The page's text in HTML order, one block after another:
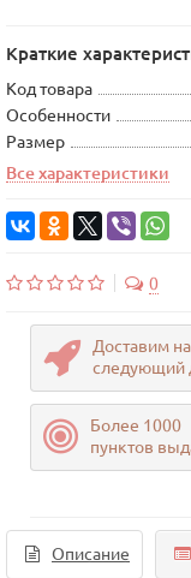
Краткие
Код товара
Особенности
Размер
Все характеристики
0
Доставим на
следующий
Более 1000
пунктов
Описание